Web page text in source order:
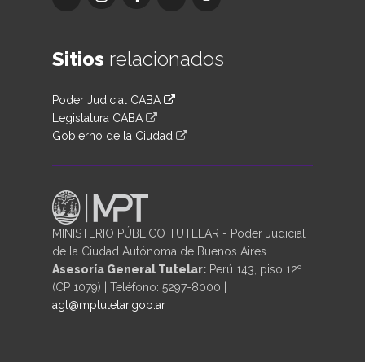
Sitios relacionados
Poder Judicial CABA
Legislatura CABA
Gobierno de la Ciudad
MINISTERIO PÚBLICO TUTELAR - Poder Judicial
de la Ciudad Autónoma de Buenos Aires.
Asesoría General Tutelar: Perú 143, piso 12º
(CP 1079) | Teléfono: 5297-8000 |
agt@mptutelar.gob.ar